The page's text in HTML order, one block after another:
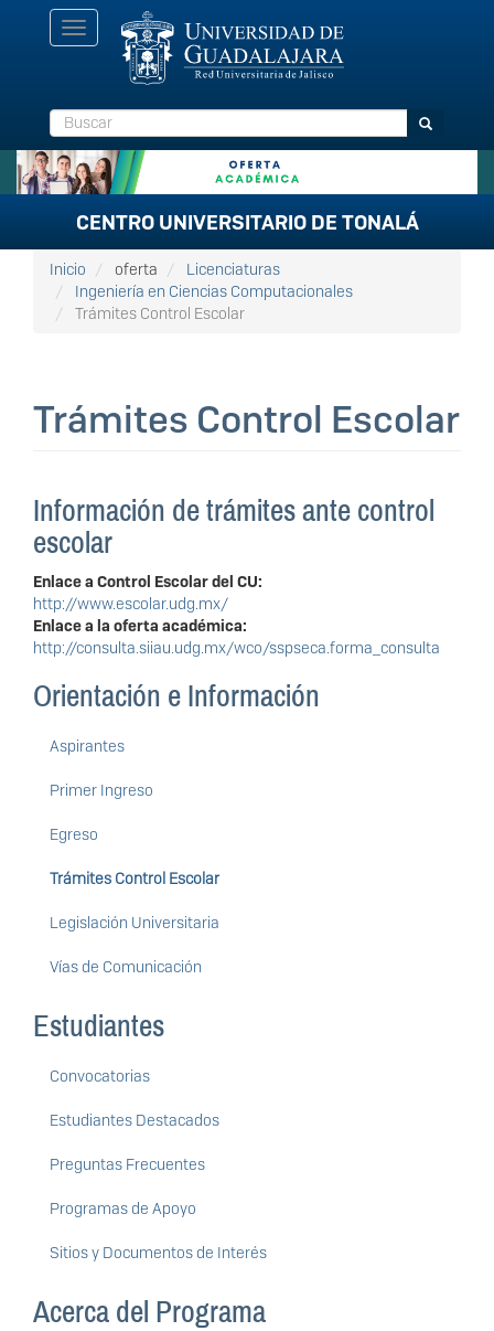
Toggle
navigation
Buscar Buscar
CENTRO UNIVERSITARIO DE TONALÁ
Inicio oferta
Licenciaturas
Ingeniería en Ciencias Computacionales
Trámites Control Escolar
Trámites Control Escolar
Información de trámites ante control
escolar
Enlace a Control Escolar del CU:
http://www.escolar.udg.mx/
Enlace a la oferta académica:
http://consulta.siiau.udg.mx/wco/sspseca.forma_consulta
Orientación e Información
Aspirantes
Primer Ingreso
Egreso
Trámites Control Escolar
Legislación Universitaria
Vías de Comunicación
Estudiantes
Convocatorias
Estudiantes Destacados
Preguntas Frecuentes
Programas de Apoyo
Sitios y Documentos de Interés
Acerca del Programa